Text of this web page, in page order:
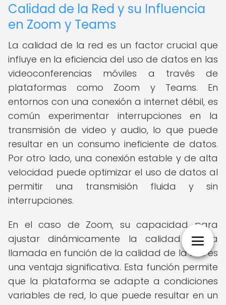
Calidad de la Red y su Influencia
en Zoom y Teams
La calidad de la red es un factor crucial que
influye en la eficiencia del uso de datos en las
videoconferencias móviles a través de
plataformas como Zoom y Teams. En
entornos con una conexión a internet débil, es
común experimentar interrupciones en la
transmisión de video y audio, lo que puede
resultar en un consumo ineficiente de datos.
Por otro lado, una conexión estable y de alta
velocidad puede optimizar el uso de datos al
permitir una transmisión fluida y sin
interrupciones.
En el caso de Zoom, su capacidad para
ajustar dinámicamente la calidad de la
llamada en función de la calidad de la red es
una ventaja significativa. Esta función permite
que la plataforma se adapte a condiciones
variables de red, lo que puede resultar en un